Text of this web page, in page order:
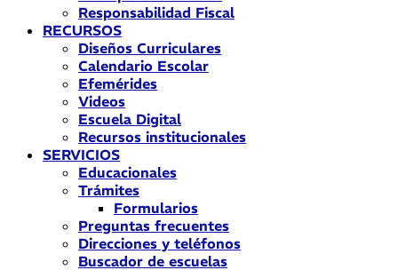
Responsabilidad Fiscal
RECURSOS
Diseños Curriculares
Calendario Escolar
Efemérides
Videos
Escuela Digital
Recursos institucionales
SERVICIOS
Educacionales
Trámites
Formularios
Preguntas frecuentes
Direcciones y teléfonos
Buscador de escuelas